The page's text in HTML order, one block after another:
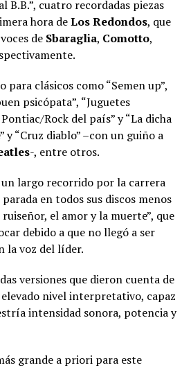
B.B.”, cuatro recordadas piezas
hora deLos Redondos, que
de Sbaraglia, Comotto,
para clásicos como “Semen up”,
psicópata”, “Juguetes
Rock del país” y “La dicha
y “Cruz diablo” –con un guiño a
-, entre otros.
largo recorrido por la carrera
en todos sus discos menos
el amor y la muerte”, que
debido a que no llegó a ser
la voz del líder.
versiones que dieron cuenta de
nivel interpretativo, capaz
intensidad sonora, potencia y
grande a priori para este